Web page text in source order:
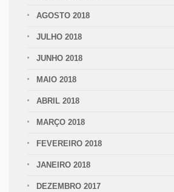
AGOSTO 2018
JULHO 2018
JUNHO 2018
MAIO 2018
ABRIL 2018
MARÇO 2018
FEVEREIRO 2018
JANEIRO 2018
DEZEMBRO 2017